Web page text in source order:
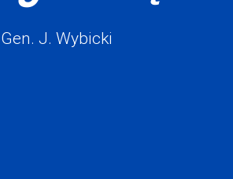
Gen. J. Wybicki